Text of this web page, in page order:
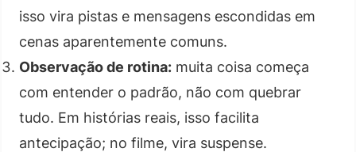
isso vira pistas e mensagens escondidas em
cenas aparentemente comuns.
Observação de rotina: muita coisa começa
com entender o padrão, não com quebrar
tudo. Em histórias reais, isso facilita
antecipação; no filme, vira suspense.